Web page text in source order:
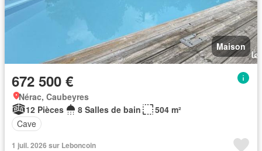
Maison
672 500 €
Nérac, Caubeyres
12 Pièces
8 Salles de bain
504 m²
Cave
1 juil. 2026 sur Leboncoin